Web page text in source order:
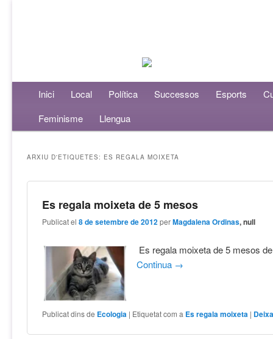
Menú principalAneu al contingut principal
Aneu al contingut secundari
Inici Local Política Successos Esports
Feminisme
Llengua
ARXIU D'ETIQUETES: ES REGALA MOIXETA
Es regala moixeta de 5 mesos
Publicat el8 de setembre de 2012 perMagdalena Ordinas, null
Es regala moixeta de 5 mesos
Continua →
Publicat dins de Ecologia | Etiquetat com a Es regala moixeta |